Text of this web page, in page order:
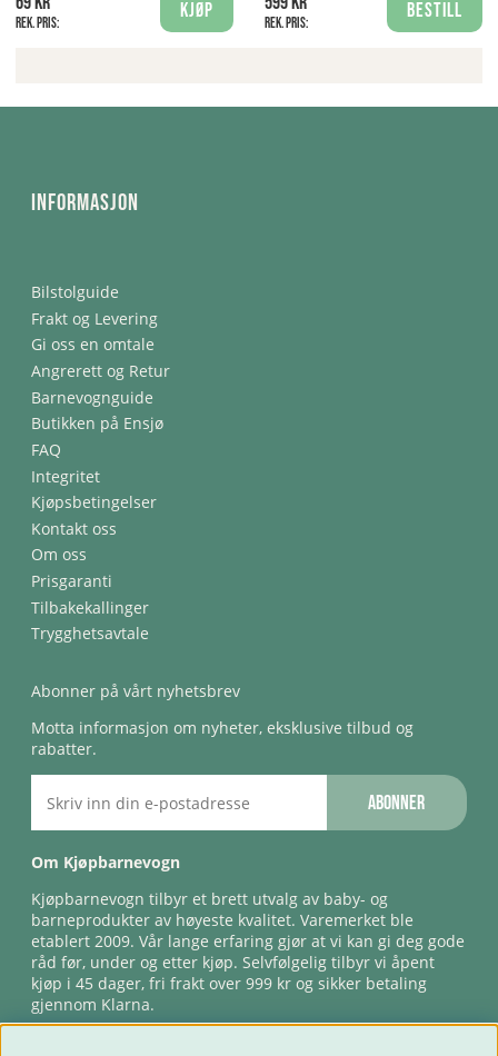
Rek. pris:
Kjøp
Rek. pris:
Bestill
Informasjon
Bilstolguide
Frakt og Levering
Gi oss en omtale
Angrerett og Retur
Barnevognguide
Butikken på Ensjø
FAQ
Integritet
Kjøpsbetingelser
Kontakt oss
Om oss
Prisgaranti
Tilbakekallinger
Trygghetsavtale
Abonner på vårt nyhetsbrev
Motta informasjon om nyheter, eksklusive tilbud og
rabatter.
Abonner
Om Kjøpbarnevogn
Kjøpbarnevogn tilbyr et brett utvalg av baby- og
barneprodukter av høyeste kvalitet. Varemerket ble
etablert 2009. Vår lange erfaring gjør at vi kan gi deg gode
råd før, under og etter kjøp. Selvfølgelig tilbyr vi åpent
kjøp i 45 dager, fri frakt over 999 kr og sikker betaling
gjennom Klarna.